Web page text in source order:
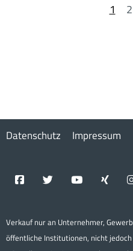
1 2
Datenschutz Impressum
Verkauf nur an Unternehmer,
öffentliche Institutionen, nicht